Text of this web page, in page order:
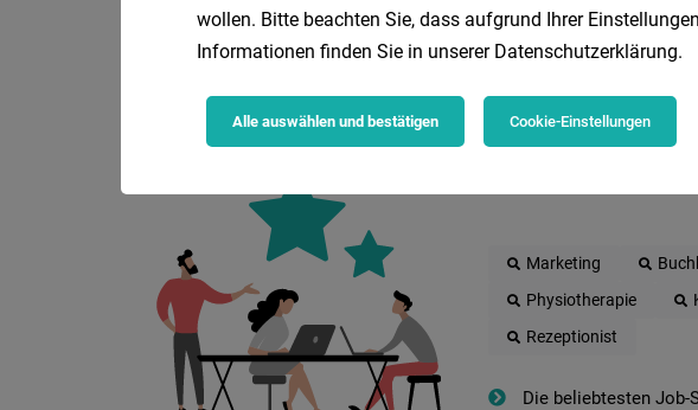
Marketing
Physiotherapie
Rezeptionist
Die beliebtesten Job-
wollen. Bitte beachten Sie, dass aufgrund Ihrer
Informationen finden Sie in unserer Datenschutzerklärung.
Alle auswählen und bestätigen Cookie-Einstellungen